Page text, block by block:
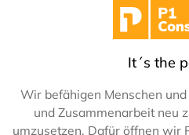
It´s the
Wir befähigen Menschen
und Zusammenarbeit neu
umzusetzen. Dafür öffnen wir